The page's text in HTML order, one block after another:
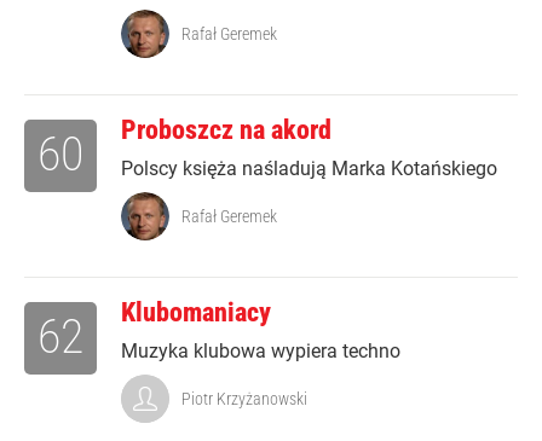
Rafał Geremek
Proboszcz na akord
Polscy księża naśladują Marka Kotańskiego
60
Rafał Geremek
Klubomaniacy
Muzyka klubowa wypiera techno
62
Piotr Krzyżanowski